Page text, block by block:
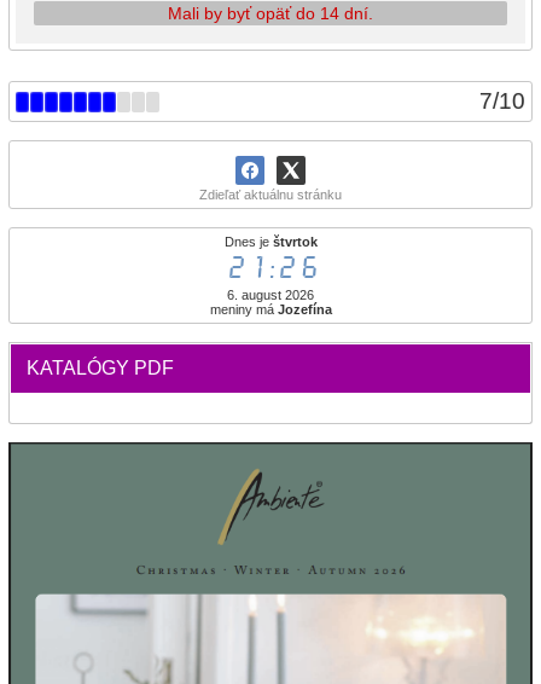
7/10
Zdieľať aktuálnu stránku
Dnes je štvrtok
21:26
6. august 2026
meniny má Jozefína
KATALÓGY PDF
Mali by byť opäť do 14 dní.